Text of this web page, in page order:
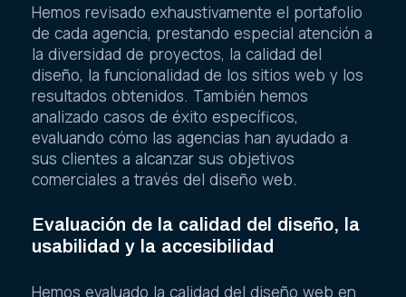
Hemos revisado exhaustivamente el portafolio
de cada agencia, prestando especial atención a
la diversidad de proyectos, la calidad del
diseño, la funcionalidad de los sitios web y los
resultados obtenidos. También hemos
analizado casos de éxito específicos,
evaluando cómo las agencias han ayudado a
sus clientes a alcanzar sus objetivos
comerciales a través del diseño web.
Evaluación de la calidad del diseño, la
usabilidad y la accesibilidad
Hemos evaluado la calidad del diseño web en